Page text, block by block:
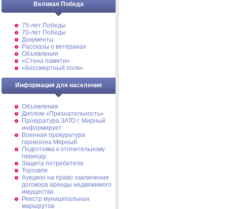
Великая Победа
75-лет Победы
70-лет Победы
Документы
Рассказы о ветеранах
Объявления
«Стена памяти»
«Бессмертный полк»
Информация для населения
Объявления
Диплом «Признательность»
Прокуратура ЗАТО г. Мирный
информирует
Военная прокуратура
гарнизона Мирный
Подготовка к отопительному
периоду
Защита потребителя
Торговля
Аукцион на право заключения
договора аренды недвижимого
имущества
Реестр муниципальных
маршрутов